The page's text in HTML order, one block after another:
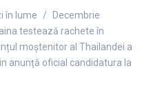
în lume
Decembrie
testează rachete în
moștenitor al Thailandei a
anunță oficial candidatura la